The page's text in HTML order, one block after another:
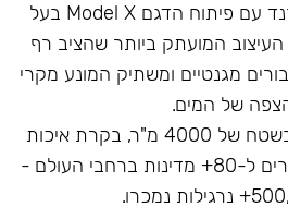
חדשנות - יצירת טרנד עם פיתוח הדגם Model X בעל
העיצוב המועתק ביותר שהציב רף
מגנטיים ומשתיק המונע מקרי
של המים.
איכות -מפעל ייצור בשטח של 4000 מ"ר, בקרת איכות
קפדנית, אספקת מוצרים ל-80+ מדינות ברחבי העולם -